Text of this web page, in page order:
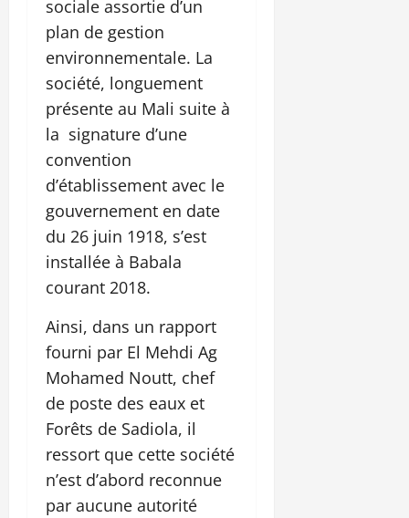
sociale assortie d’un
plan de gestion
environnementale. La
société, longuement
présente au Mali suite à
la signature d’une
convention
d’établissement avec le
gouvernement en date
du 26 juin 1918, s’est
installée à Babala
courant 2018.
Ainsi, dans un rapport
fourni par El Mehdi Ag
Mohamed Noutt, chef
de poste des eaux et
Forêts de Sadiola, il
ressort que cette société
n’est d’abord reconnue
par aucune autorité